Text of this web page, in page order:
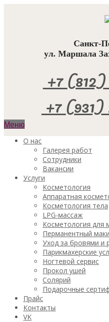
Санкт-
ул. Маршала
+7 (812)
+7 (931)
Меню
О нас
Галерея работ
Сотрудники
Вакансии
Услуги
Косметология
Аппаратная
Косметология тела
LPG-массаж
Косметология для
Перманентный
Уход за бровями и
Парикмахерские
Ногтевой сервис
Прокол ушей
Солярий
Подарочные
Прайс
Контакты
VK